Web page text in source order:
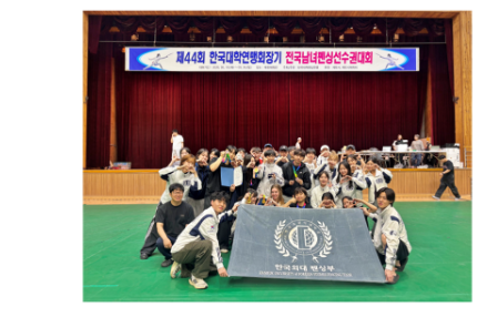
있었습니다.- GTEP사업단 활동을 돌이켜봤을 때 가장 기억에
남는 부분이 있다면 무엇입니까?팀 전시회가 가장 기억에
남습니다. GTEP에 선발되면 팀별로 수출을 도와줄 업체를 직접
찾아 전시회까지 전부 기획해야 합니다. 초면인 사람들과 이런
큰 프로젝트를 맡게 돼 서로 어색하기도 했고, 다들 처음 해보는
일이라 참 난감했습니다. 그래도 함께 의견 나누면서 어떤
제품을, 어느 나라에, 어떤 전략으로, 어떻게 수출할지 정해
나갔습니다. 그렇게 기업 발굴부터 전시회 준비와 부스 디자인,
사후관리까지 해내며 저희 팀과 기업 모두 만족할 수준의
성과를 냈습니다. 성취감과 더불어 감동적이기까지 했던
문화 관광, 도시 교통, 기후 환경, 교육 복지 등 용인시의 주요
현안과 관련된 정책을 제안했다.우리 대학 참가팀들은
용인시의 지역문화 보존과 관광 활성화, 고령층의 디지털 격차
해소, 데이터 기반 로컬 관광 플랫폼 등 지역사회가 직면한
다양한 현안을 주제로 정책을 발표했다. 특히 우리 대학 잇용
(팀장 지은비, 융합인재학부) 참가팀이 제안한 용인 무형유산
실감형 전승 콘텐츠 개발 방법 정책은 용인시산업진흥원이
추진 중인 첨단기술 융합실증사업 과 연계해 현장 실증을 통해
현장 적용 가능성을 검증하고, 향후 정책에 반영할 방침이다.
참가 학생들은 지난 4월부터 6월까지 약 3개월간 민 관 협력